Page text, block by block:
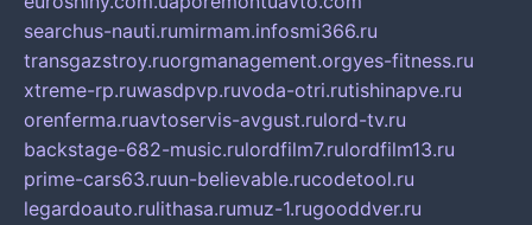
searchus-nauti.rumirmam.infosmi366.ru
transgazstroy.ruorgmanagement.orgyes-fitness.ru
xtreme-rp.ruwasdpvp.ruvoda-otri.rutishinapve.ru
orenferma.ruavtoservis-avgust.rulord-tv.ru
backstage-682-music.rulordfilm7.rulordfilm13.ru
prime-cars63.ruun-believable.rucodetool.ru
legardoauto.rulithasa.rumuz-1.rugooddver.ru